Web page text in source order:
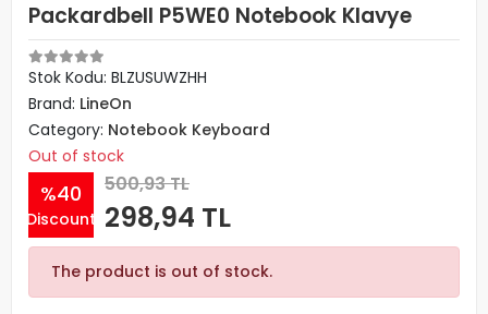
Packardbell P5WE0 Notebook Klavye
Stok Kodu: BLZUSUWZHH
Brand: LineOn
Category: Notebook Keyboard
Out of stock
%40
Discount
500,93 TL
298,94 TL
The product is out of stock.